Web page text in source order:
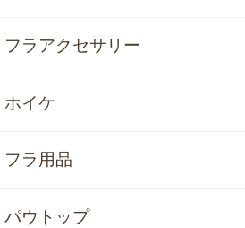
フラアクセサリー
ホイケ
フラ用品
パウトップ